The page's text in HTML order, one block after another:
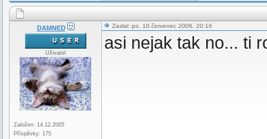
DAMNED
Uživatel
Založen: 14.12.2005
Příspěvky: 175
Zaslal: po, 10.červenec 2006, 20:16
asi nejak tak no... ti